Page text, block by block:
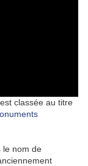
classée au titre
le nom de